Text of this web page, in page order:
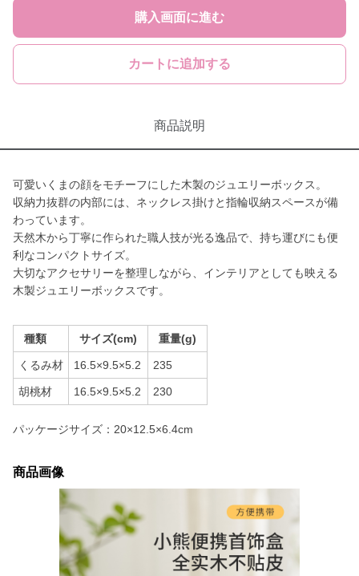
購入画面に進む
カートに追加する
商品説明
可愛いくまの顔をモチーフにした木製のジュエリーボックス。
収納力抜群の内部には、ネックレス掛けと指輪収納スペースが備
わっています。
天然木から丁寧に作られた職人技が光る逸品で、持ち運びにも便
利なコンパクトサイズ。
大切なアクセサリーを整理しながら、インテリアとしても映える
木製ジュエリーボックスです。
種類 サイズ(cm) 重量(g)
くるみ材 16.5×9.5×5.2 235
胡桃材 16.5×9.5×5.2 230
パッケージサイズ：20×12.5×6.4cm
商品画像